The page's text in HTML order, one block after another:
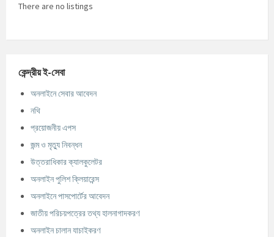
There are no listings
কেন্দ্রীয় ই-সেবা
অনলাইনে সেবার আবেদন
নথি
প্রয়োজনীয় এপস
জন্ম ও মৃত্যু নিবন্ধন
উত্তরাধিকার ক্যালকুলেটর
অনলাইন পুলিশ ক্লিয়ারেন্স
অনলাইনে পাসপোর্টের আবেদন
জাতীয় পরিচয়পত্রের তথ্য হালনাগাদকরণ
অনলাইন চালান যাচাইকরণ